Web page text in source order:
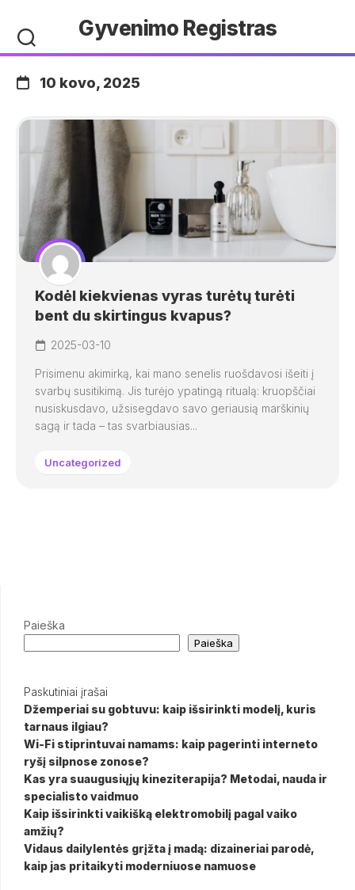
content
Gyvenimo Registras
10 kovo, 2025
Kodėl kiekvienas vyras turėtų turėti
bent du skirtingus kvapus?
2025-03-10
Prisimenu akimirką, kai mano senelis ruošdavosi išeiti į
svarbų susitikimą. Jis turėjo ypatingą ritualą: kruopščiai
nusiskusdavo, užsisegdavo savo geriausią marškinių
sagą ir tada – tas svarbiausias...
Uncategorized
Paieška
Paieška
Paskutiniai įrašai
Džemperiai su gobtuvu: kaip išsirinkti modelį, kuris
tarnaus ilgiau?
Wi-Fi stiprintuvai namams: kaip pagerinti interneto
ryšį silpnose zonose?
Kas yra suaugusiųjų kineziterapija? Metodai, nauda ir
specialisto vaidmuo
Kaip išsirinkti vaikišką elektromobilį pagal vaiko
amžių?
Vidaus dailylentės grįžta į madą: dizaineriai parodė,
kaip jas pritaikyti moderniuose namuose